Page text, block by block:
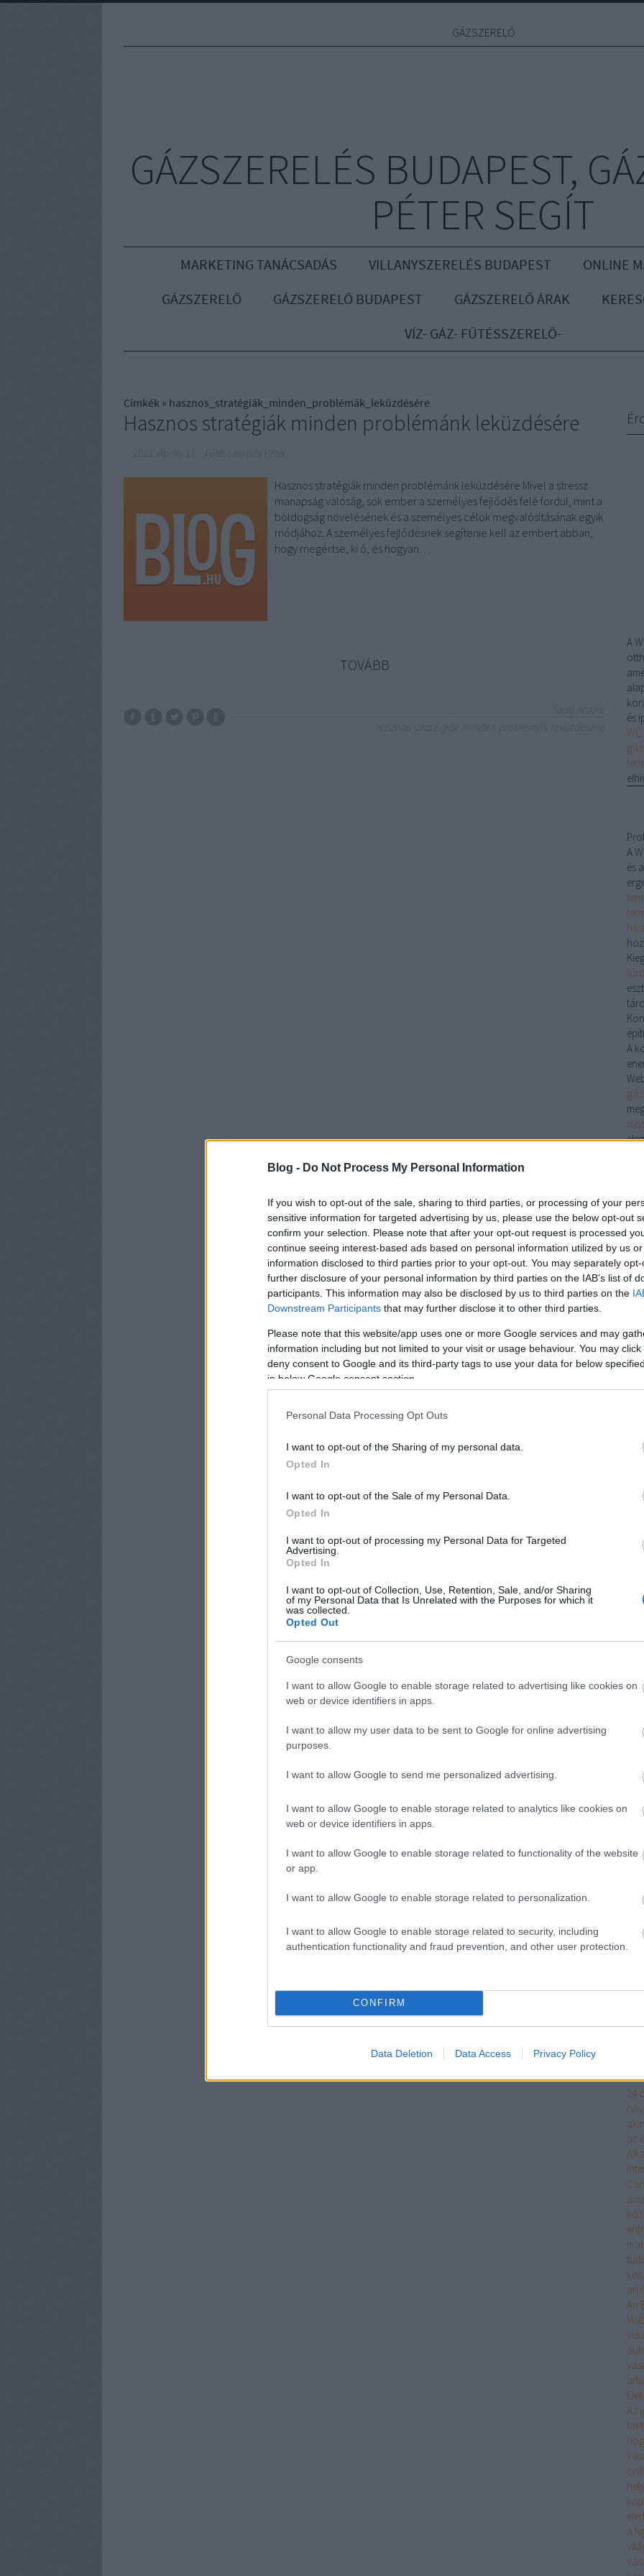
Blog - Do Not Process My Personal Information
If you wish to opt-out of the sale, sharing to third parties, or processing of your
sensitive information for targeted advertising by us, please use the below opt-out
confirm your selection. Please note that after your opt-out request is processed
continue seeing interest-based ads based on personal information utilized by us
information disclosed to third parties prior to your opt-out. You may separately
further disclosure of your personal information by third parties on the IAB’s list of
participants. This information may also be disclosed by us to third parties on the
Downstream Participants that may further disclose it to other third parties.
Please note that this website/app uses one or more Google services and may
information including but not limited to your visit or usage behaviour. You may
deny consent to Google and its third-party tags to use your data for below
in below Google consent section.
Personal Data Processing Opt Outs
I want to opt-out of the Sharing of my personal data.
Opted In
I want to opt-out of the Sale of my Personal Data.
Opted In
I want to opt-out of processing my Personal Data for Targeted
Advertising.
Opted In
I want to opt-out of Collection, Use, Retention, Sale, and/or Sharing
of my Personal Data that Is Unrelated with the Purposes for which it
was collected.
Opted Out
Google consents
I want to allow Google to enable storage related to advertising like cookies on
web or device identifiers in apps.
I want to allow my user data to be sent to Google for online advertising
purposes.
I want to allow Google to send me personalized advertising.
I want to allow Google to enable storage related to analytics like cookies on
web or device identifiers in apps.
I want to allow Google to enable storage related to functionality of the website
or app.
I want to allow Google to enable storage related to personalization.
I want to allow Google to enable storage related to security, including
authentication functionality and fraud prevention, and other user protection.
CONFIRM
Data Deletion Data Access Privacy Policy
GÁZSZERELŐ
GÁZSZERELÉS BUDAPEST,
PÉTER SEGÍT
MARKETING TANÁCSADÁS VILLANYSZERELÉS BUDAPEST
ONLINE
GÁZSZERELŐ
GÁZSZERELŐ BUDAPEST GÁZSZERELŐ ÁRAK
VÍZ- GÁZ- FŰTÉSSZERELŐ-
Címkék » hasznos_stratégiák_minden_problémák_leküzdésére
Hasznos stratégiák minden problémánk leküzdésére
Hasznos stratégiák minden problémánk leküzdésére Mivel a stressz
manapság valóság, sok ember a személyes fejlődés felé fordul, mint a
boldogság növelésének és a személyes célok megvalósításának egyik
módjához. A személyes fejlődésnek segítenie kell az embert abban,
hogy megértse, ki ő, és hogyan…
TOVÁBB
A
és
A
és
A
Az
A
A
24
az
kell
An
Az
a